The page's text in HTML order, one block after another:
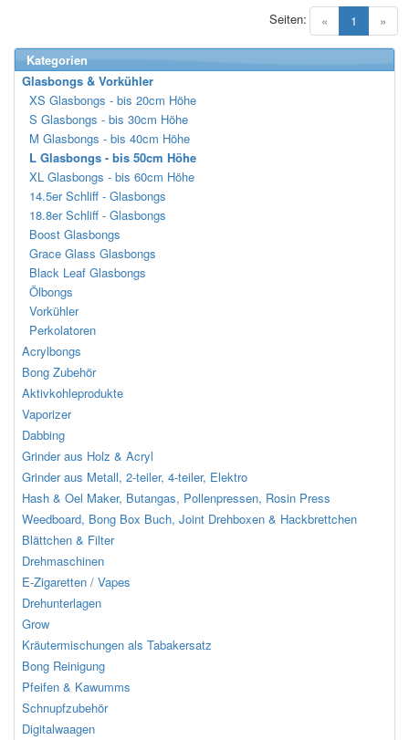
« 1 (current)
»
Seiten:
Kategorien
Glasbongs & Vorkühler
XS Glasbongs - bis 20cm Höhe
S Glasbongs - bis 30cm Höhe
M Glasbongs - bis 40cm Höhe
L Glasbongs - bis 50cm Höhe
XL Glasbongs - bis 60cm Höhe
14.5er Schliff - Glasbongs
18.8er Schliff - Glasbongs
Boost Glasbongs
Grace Glass Glasbongs
Black Leaf Glasbongs
Ölbongs
Vorkühler
Perkolatoren
Acrylbongs
Bong Zubehör
Aktivkohleprodukte
Vaporizer
Dabbing
Grinder aus Holz & Acryl
Grinder aus Metall, 2-teiler, 4-teiler, Elektro
Hash & Oel Maker, Butangas, Pollenpressen, Rosin Press
Weedboard, Bong Box Buch, Joint Drehboxen & Hackbrettchen
Blättchen & Filter
Drehmaschinen
E-Zigaretten / Vapes
Drehunterlagen
Grow
Kräutermischungen als Tabakersatz
Bong Reinigung
Pfeifen & Kawumms
Schnupfzubehör
Digitalwaagen